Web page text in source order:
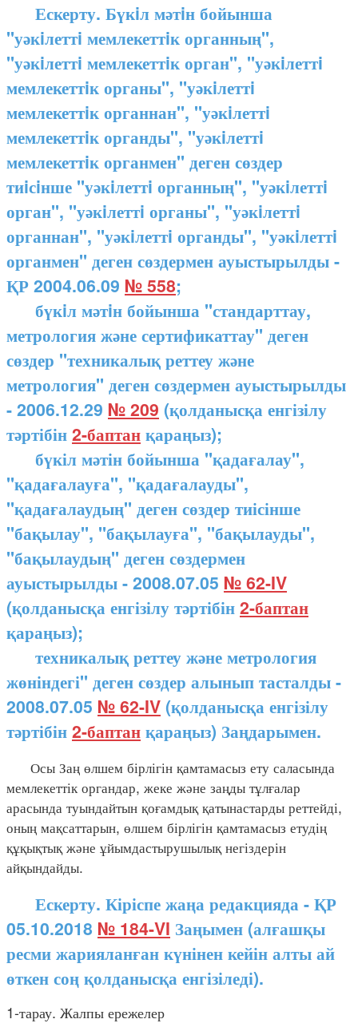
Ескерту. Бүкiл мәтiн бойынша
"уәкiлеттi мемлекеттiк органның",
"уәкiлеттi мемлекеттiк орган", "уәкiлеттi
мемлекеттiк органы", "уәкiлеттi
мемлекеттiк органнан", "уәкiлеттi
мемлекеттiк органды", "уәкiлеттi
мемлекеттiк органмен" деген сөздер
тиiсiнше "уәкiлеттi органның", "уәкiлеттi
орган", "уәкiлеттi органы", "уәкiлеттi
органнан", "уәкiлеттi органды", "уәкiлеттi
органмен" деген сөздермен ауыстырылды -
ҚР 2004.06.09 № 558;
бүкiл мәтiн бойынша "стандарттау,
метрология және сертификаттау" деген
сөздер "техникалық реттеу және
метрология" деген сөздермен ауыстырылды
- 2006.12.29 № 209 (қолданысқа енгізілу
тәртібін2-баптанқараңыз);
бүкіл мәтін бойынша "қадағалау",
"қадағалауға", "қадағалауды",
"қадағалаудың" деген сөздер тиісінше
"бақылау", "бақылауға", "бақылауды",
"бақылаудың" деген сөздермен
ауыстырылды - 2008.07.05 № 62-IV
(қолданысқа енгізілу тәртібін2-баптан
қараңыз);
техникалық реттеу және метрология
жөніндегі" деген сөздер алынып тасталды -
2008.07.05 № 62-IV (қолданысқа енгізілу
тәртібін2-баптанқараңыз) Заңдарымен.
Осы Заң өлшем бірлігін қамтамасыз ету саласында
мемлекеттік органдар, жеке және заңды тұлғалар
арасында туындайтын қоғамдық қатынастарды реттейді,
оның мақсаттарын, өлшем бірлігін қамтамасыз етудің
құқықтық және ұйымдастырушылық негіздерін
айқындайды.
Ескерту. Кіріспе жаңа редакцияда - ҚР
05.10.2018 № 184-VI Заңымен (алғашқы
ресми жарияланған күнінен кейін алты ай
өткен соң қолданысқа енгізіледі).
1-тарау. Жалпы ережелер